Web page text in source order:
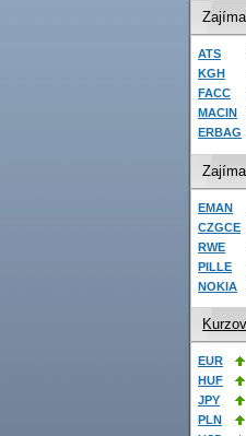
ATS
KGH
FACC
MACIN
ERBAG
EMAN
CZGCE
RWE
PILLE
NOKIA
EUR
HUF
JPY
PLN